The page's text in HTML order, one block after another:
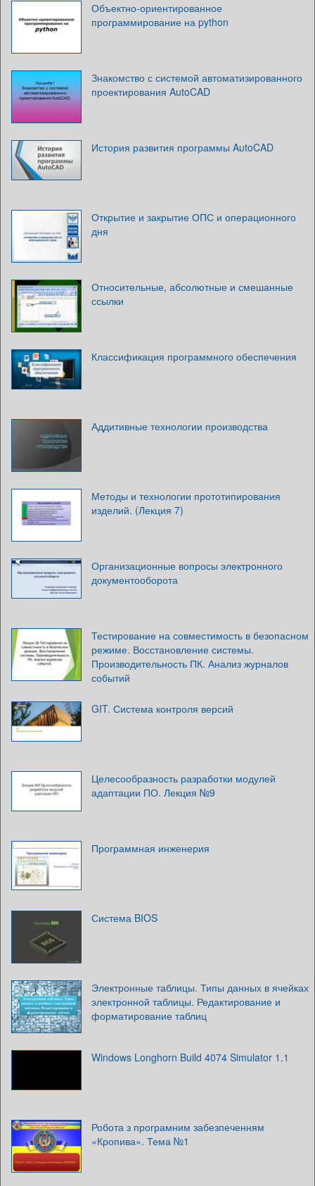
Объектно-ориентированное
программирование на python
Знакомство с системой автоматизированного
проектирования AutoCAD
История развития программы AutoCAD
Открытие и закрытие ОПС и операционного
дня
Относительные, абсолютные и смешанные
ссылки
Классификация программного обеспечения
Аддитивные технологии производства
Методы и технологии прототипирования
изделий. (Лекция 7)
Организационные вопросы электронного
документооборота
Тестирование на совместимость в безопасном
режиме. Восстановление системы.
Производительность ПК. Анализ журналов
событий
GIT. Система контроля версий
Целесообразность разработки модулей
адаптации ПО. Лекция №9
Программная инженерия
Система BIOS
Электронные таблицы. Типы данных в ячейках
электронной таблицы. Редактирование и
форматирование таблиц
Windows Longhorn Build 4074 Simulator 1.1
Робота з програмним забезпеченням
«Кропива». Тема №1